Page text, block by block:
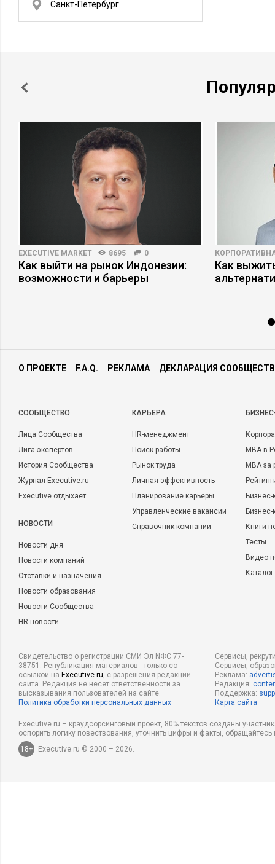
Санкт-Петербург
EXECUTIVE MARKET 8695 0
Как выйти на рынок Индонезии:
возможности и барьеры
Как
О ПРОЕКТЕ F.A.Q. РЕКЛАМА ДЕКЛАРАЦИЯ
CООБЩЕСТВО
Лица Сообщества
Лига экспертов
История Сообщества
Журнал Executive.ru
Executive отдыхает
НОВОСТИ
Новости дня
Новости компаний
Отставки и назначения
Новости образования
Новости Сообщества
HR-новости
КАРЬЕРА
HR-менеджмент
Поиск работы
Рынок труда
Личная эффективность
Планирование карьеры
Управленческие вакансии
Справочник компаний
MBA в
MBA
Бизнес-
Книги
Тесты
Видео
Свидетельство о регистрации СМИ Эл NФС 77-
38751. Републикация материалов - только со
ссылкой на Executive.ru, с разрешения редакции
сайта. Редакция не несет ответственности за
высказывания пользователей на сайте.
Политика обработки персональных данных
Сервисы,
Сервисы,
Реклама:
Редакция:
Поддержка:
Карта сайта
Executive.ru – краудсорсинговый проект, 80% текстов созданы
оспорить логику повествования, уточнить цифры и факты,
18+
Executive.ru © 2000 – 2026.